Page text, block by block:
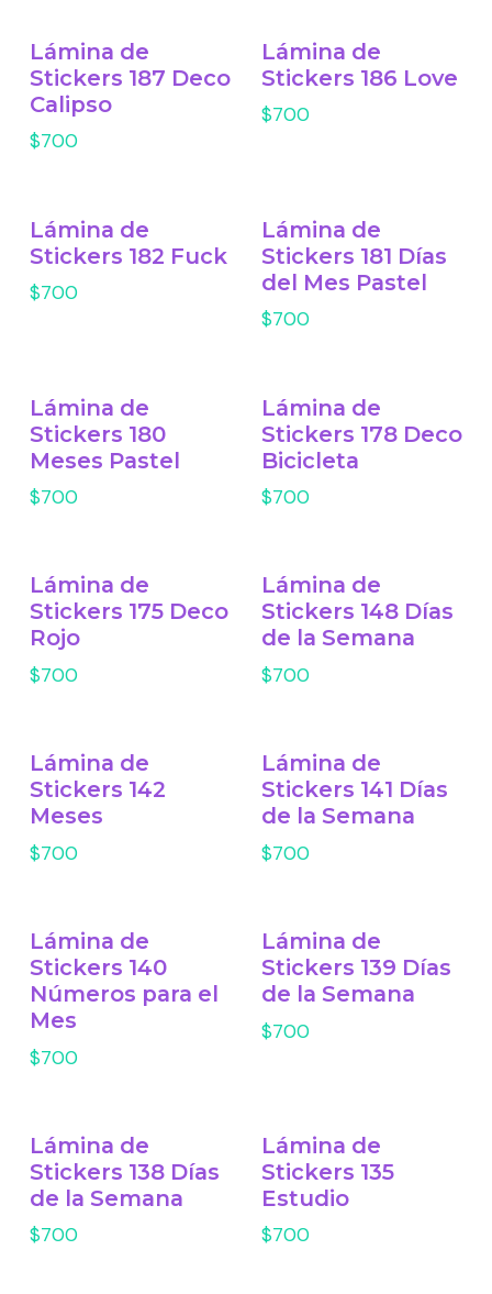
Lámina de
Stickers 187 Deco
Calipso
$700
Lámina de
Stickers 186 Love
$700
Lámina de
Stickers 182 Fuck
$700
Lámina de
Stickers 181 Días
del Mes Pastel
$700
Lámina de
Stickers 180
Meses Pastel
$700
Lámina de
Stickers 178 Deco
Bicicleta
$700
Lámina de
Stickers 175 Deco
Rojo
$700
Lámina de
Stickers 148 Días
de la Semana
$700
Lámina de
Stickers 142
Meses
$700
Lámina de
Stickers 141 Días
de la Semana
$700
Lámina de
Stickers 140
Números para el
Mes
$700
Lámina de
Stickers 139 Días
de la Semana
$700
Lámina de
Stickers 138 Días
de la Semana
$700
Lámina de
Stickers 135
Estudio
$700